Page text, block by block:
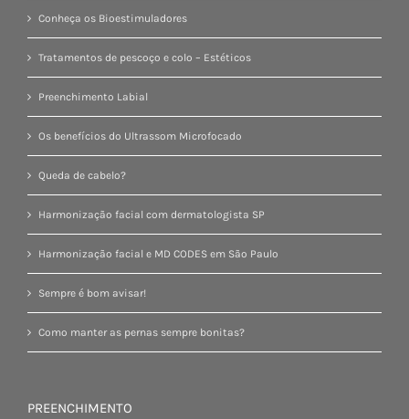
Conheça os Bioestimuladores
Tratamentos de pescoço e colo – Estéticos
Preenchimento Labial
Os benefícios do Ultrassom Microfocado
Queda de cabelo?
Harmonização facial com dermatologista SP
Harmonização facial e MD CODES em São Paulo
Sempre é bom avisar!
Como manter as pernas sempre bonitas?
PREENCHIMENTO